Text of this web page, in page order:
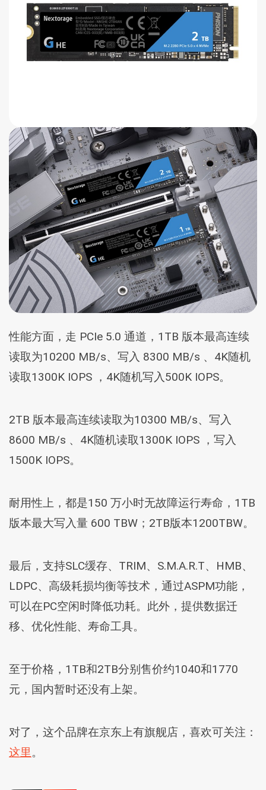
性能方面，走 PCIe 5.0 通道，1TB 版本最高连续
读取为10200 MB/s、写入 8300 MB/s 、4K随机
读取1300K IOPS ，4K随机写入500K IOPS。
2TB 版本最高连续读取为10300 MB/s、写入
8600 MB/s 、4K随机读取1300K IOPS ，写入
1500K IOPS。
耐用性上，都是150 万小时无故障运行寿命，1TB
版本最大写入量 600 TBW；2TB版本1200TBW。
最后，支持SLC缓存、TRIM、S.M.A.R.T、HMB、
LDPC、高级耗损均衡等技术，通过ASPM功能，
可以在PC空闲时降低功耗。此外，提供数据迁
移、优化性能、寿命工具。
至于价格，1TB和2TB分别售价约1040和1770
元，国内暂时还没有上架。
对了，这个品牌在京东上有旗舰店，喜欢可关注：
这里。